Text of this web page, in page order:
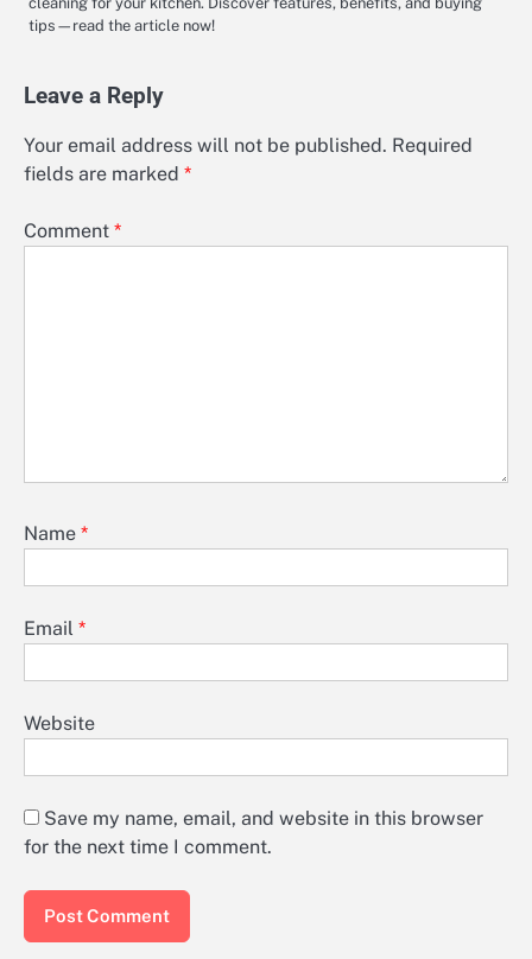
tips—read the article now!
Leave a Reply
Your email address will not be published. Required
fields are marked *
Comment *
Name *
Email *
Website
Save my name, email, and website in this browser
for the next time I comment.